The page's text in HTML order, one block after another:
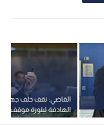
القاضي: نقف خلف جهود
الهادفة لبلورة موقف
يوقف انتهاكات الاحتلال